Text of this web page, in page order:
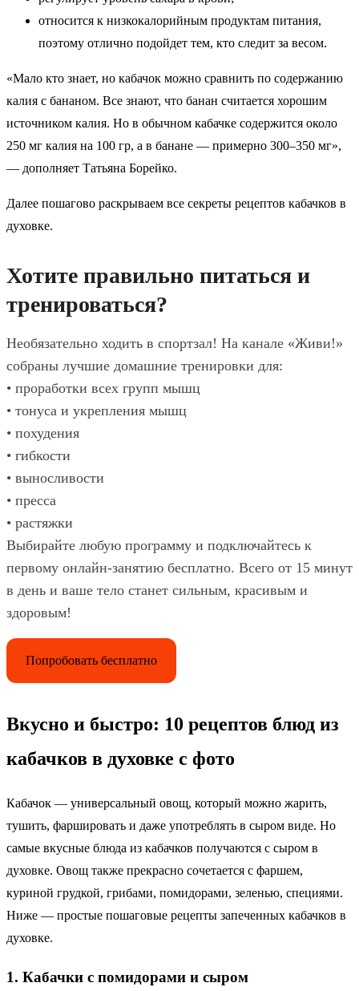
относится к низкокалорийным продуктам питания,
поэтому отлично подойдет тем, кто следит за весом.
«Мало кто знает, но кабачок можно сравнить по содержанию
калия с бананом. Все знают, что банан считается хорошим
источником калия. Но в обычном кабачке содержится около
250 мг калия на 100 гр, а в банане — примерно 300–350 мг»,
— дополняет Татьяна Борейко.
Далее пошагово раскрываем все секреты рецептов кабачков в
духовке.
Хотите правильно питаться и
тренироваться?
Необязательно ходить в спортзал! На канале «Живи!»
собраны лучшие домашние тренировки для:
• проработки всех групп мышц
• тонуса и укрепления мышц
• похудения
• гибкости
• выносливости
• пресса
• растяжки
Выбирайте любую программу и подключайтесь к
первому онлайн-занятию бесплатно. Всего от 15 минут
в день и ваше тело станет сильным, красивым и
здоровым!
Попробовать бесплатно
Вкусно и быстро: 10 рецептов блюд из
кабачков в духовке с фото
Кабачок — универсальный овощ, который можно жарить,
тушить, фаршировать и даже употреблять в сыром виде. Но
самые вкусные блюда из кабачков получаются с сыром в
духовке. Овощ также прекрасно сочетается с фаршем,
куриной грудкой, грибами, помидорами, зеленью, специями.
Ниже — простые пошаговые рецепты запеченных кабачков в
духовке.
1. Кабачки с помидорами и сыром